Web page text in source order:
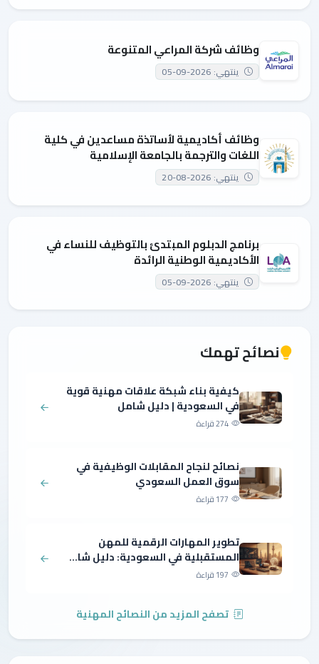
وظائف شركة المراعي المتنوعة
ينتهي: 2026-09-05
وظائف أكاديمية لأساتذة مساعدين في كلية
اللغات والترجمة بالجامعة الإسلامية
ينتهي: 2026-08-20
برنامج الدبلوم المبتدئ بالتوظيف للنساء في
الأكاديمية الوطنية الرائدة
ينتهي: 2026-09-05
نصائح تهمك
كيفية بناء شبكة علاقات مهنية قوية
في السعودية | دليل شامل
274 قراءة
نصائح لنجاح المقابلات الوظيفية في
سوق العمل السعودي
177 قراءة
تطوير المهارات الرقمية للمهن
المستقبلية في السعودية: دليل شا...
197 قراءة
تصفح المزيد من النصائح المهنية